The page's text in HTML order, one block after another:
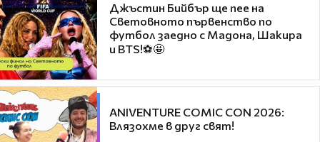
Джъстин Бийбър ще пее на
Световното първенство по
футбол заедно с Мадона, Шакира
и BTS!⚽🤩
ANIVENTURE COMIC CON 2026:
Влязохме в друг свят!